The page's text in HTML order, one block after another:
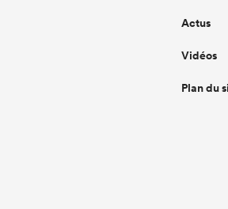
Actus
Vidéos
Plan du